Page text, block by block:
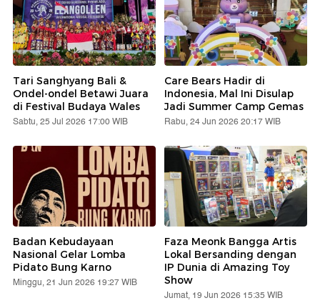
Tari Sanghyang Bali &
Ondel-ondel Betawi Juara
di Festival Budaya Wales
Sabtu, 25 Jul 2026 17:00 WIB
Care Bears Hadir di
Indonesia, Mal Ini Disulap
Jadi Summer Camp Gemas
Rabu, 24 Jun 2026 20:17 WIB
Badan Kebudayaan
Nasional Gelar Lomba
Pidato Bung Karno
Minggu, 21 Jun 2026 19:27 WIB
Faza Meonk Bangga Artis
Lokal Bersanding dengan
IP Dunia di Amazing Toy
Show
Jumat, 19 Jun 2026 15:35 WIB